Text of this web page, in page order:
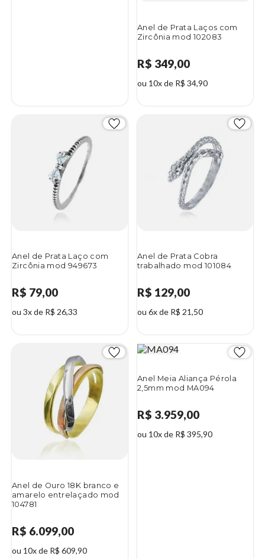
Anel de Prata Laços com
Zircônia mod 102083
R$ 349,00
ou 10x de R$ 34,90
Anel de Prata Laço com
Zircônia mod 949673
R$ 79,00
ou 3x de R$ 26,33
Anel de Prata Cobra
trabalhado mod 101084
R$ 129,00
ou 6x de R$ 21,50
Anel de Ouro 18K branco e
amarelo entrelaçado mod
104781
R$ 6.099,00
ou 10x de R$ 609,90
Anel Meia Aliança Pérola
2,5mm mod MA094
R$ 3.959,00
ou 10x de R$ 395,90